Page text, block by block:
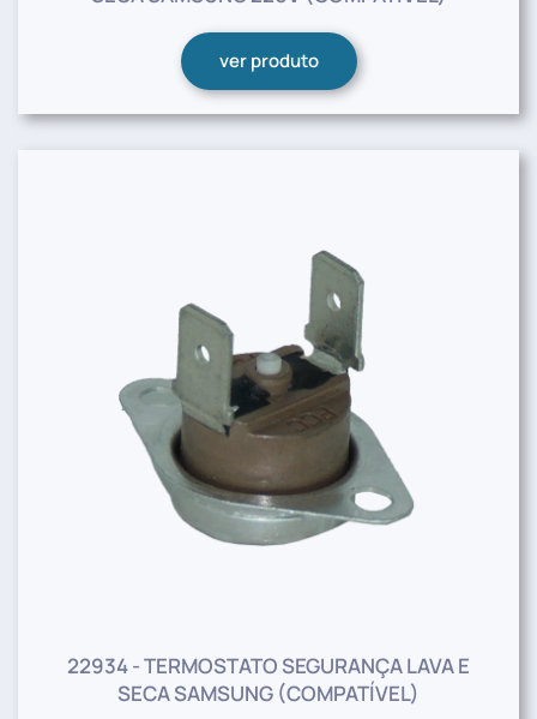
ver produto
22934 - TERMOSTATO SEGURANÇA LAVA E
SECA SAMSUNG (COMPATÍVEL)